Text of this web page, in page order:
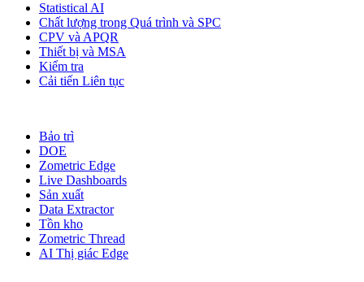
Statistical AI
Chất lượng trong Quá trình và SPC
CPV và APQR
Thiết bị và MSA
Kiểm tra
Cải tiến Liên tục
Bảo trì
DOE
Zometric Edge
Live Dashboards
Sản xuất
Data Extractor
Tồn kho
Zometric Thread
AI Thị giác Edge